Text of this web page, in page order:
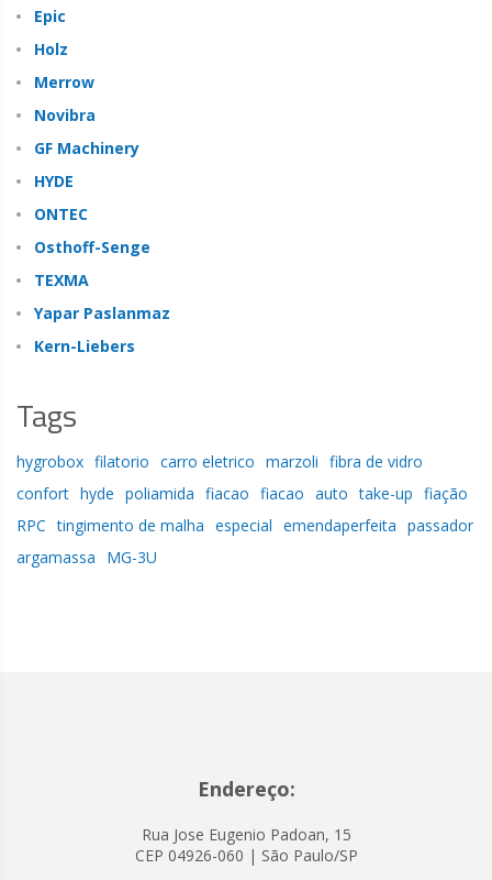
Epic
Holz
Merrow
Novibra
GF Machinery
HYDE
ONTEC
Osthoff-Senge
TEXMA
Yapar Paslanmaz
Kern-Liebers
Tags
hygrobox filatorio carro eletrico marzoli fibra de vidro
confort hyde poliamida fiacao fiacao auto take-up fiação
RPC tingimento de malha especial emendaperfeita passador
argamassa
MG-3U
Endereço:
Rua Jose Eugenio Padoan, 15
CEP 04926-060 | São Paulo/SP